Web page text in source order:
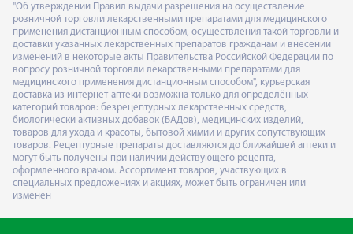
"Об утверждении Правил выдачи разрешения на осуществление
розничной торговли лекарственными препаратами для медицинского
применения дистанционным способом, осуществления такой торговли и
доставки указанных лекарственных препаратов гражданам и внесении
изменений в некоторые акты Правительства Российской Федерации по
вопросу розничной торговли лекарственными препаратами для
медицинского применения дистанционным способом", курьерская
доставка из интернет-аптеки возможна только для определённых
категорий товаров: безрецептурных лекарственных средств,
биологически активных добавок (БАДов), медицинских изделий,
товаров для ухода и красоты, бытовой химии и других сопутствующих
товаров. Рецептурные препараты доставляются до ближайшей аптеки и
могут быть получены при наличии действующего рецепта,
оформленного врачом. Ассортимент товаров, участвующих в
специальных предложениях и акциях, может быть ограничен или
изменен